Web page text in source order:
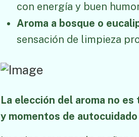
con energía y buen
Aroma a bosque o
sensación de limpieza
La elección del aroma no
y momentos de autocuidado